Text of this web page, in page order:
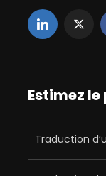
Estimez
Traduction